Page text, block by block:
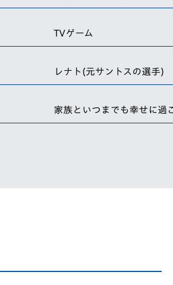
TVゲーム
レナト(元サントスの選手)
家族といつまでも幸せに過